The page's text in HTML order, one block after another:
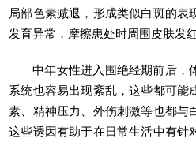
局部色素减退，形成类似白斑的表
发育异常，摩擦患处时周围皮肤发
中年女性进入围绝经期前后，
系统也容易出现紊乱，这些都可能
素、精神压力、外伤刺激等也都与
这些诱因有助于在日常生活中有针